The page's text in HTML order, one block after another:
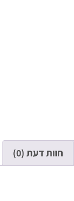
חוות דעת (0)